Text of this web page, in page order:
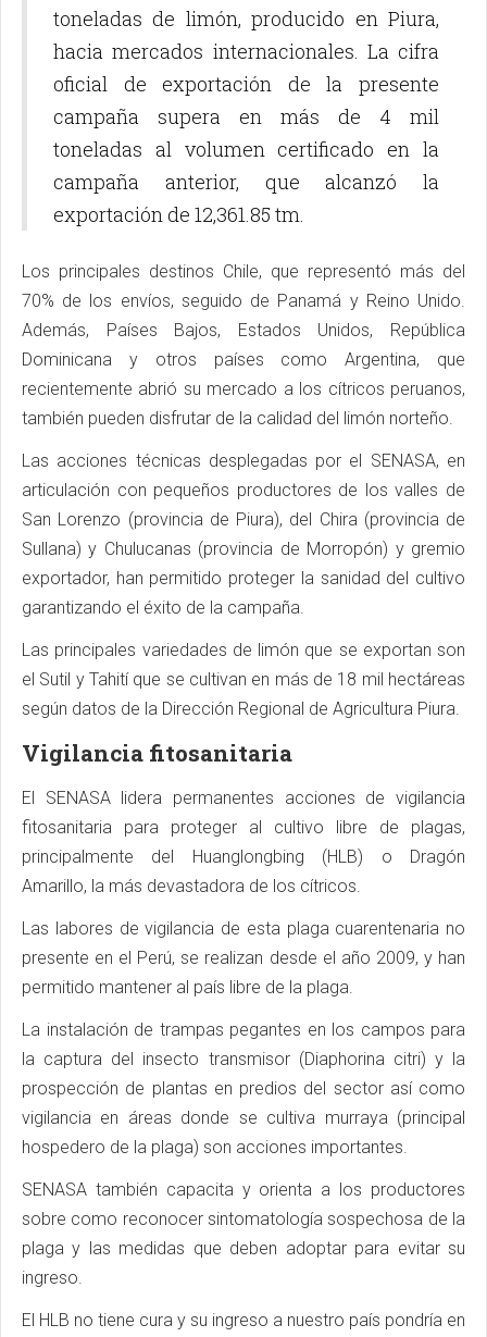
toneladas de limón, producido en Piura,
hacia mercados internacionales. La cifra
oficial de exportación de la presente
campaña supera en más de 4 mil
toneladas al volumen certificado en la
campaña anterior, que alcanzó la
exportación de 12,361.85 tm.
Los principales destinos Chile, que representó más del
70% de los envíos, seguido de Panamá y Reino Unido.
Además, Países Bajos, Estados Unidos, República
Dominicana y otros países como Argentina, que
recientemente abrió su mercado a los cítricos peruanos,
también pueden disfrutar de la calidad del limón norteño.
Las acciones técnicas desplegadas por el SENASA, en
articulación con pequeños productores de los valles de
San Lorenzo (provincia de Piura), del Chira (provincia de
Sullana) y Chulucanas (provincia de Morropón) y gremio
exportador, han permitido proteger la sanidad del cultivo
garantizando el éxito de la campaña.
Las principales variedades de limón que se exportan son
el Sutil y Tahití que se cultivan en más de 18 mil hectáreas
según datos de la Dirección Regional de Agricultura Piura.
Vigilancia fitosanitaria
El SENASA lidera permanentes acciones de vigilancia
fitosanitaria para proteger al cultivo libre de plagas,
principalmente del Huanglongbing (HLB) o Dragón
Amarillo, la más devastadora de los cítricos.
Las labores de vigilancia de esta plaga cuarentenaria no
presente en el Perú, se realizan desde el año 2009, y han
permitido mantener al país libre de la plaga.
La instalación de trampas pegantes en los campos para
la captura del insecto transmisor (Diaphorina citri) y la
prospección de plantas en predios del sector así como
vigilancia en áreas donde se cultiva murraya (principal
hospedero de la plaga) son acciones importantes.
SENASA también capacita y orienta a los productores
sobre como reconocer sintomatología sospechosa de la
plaga y las medidas que deben adoptar para evitar su
ingreso.
El HLB no tiene cura y su ingreso a nuestro país pondría en